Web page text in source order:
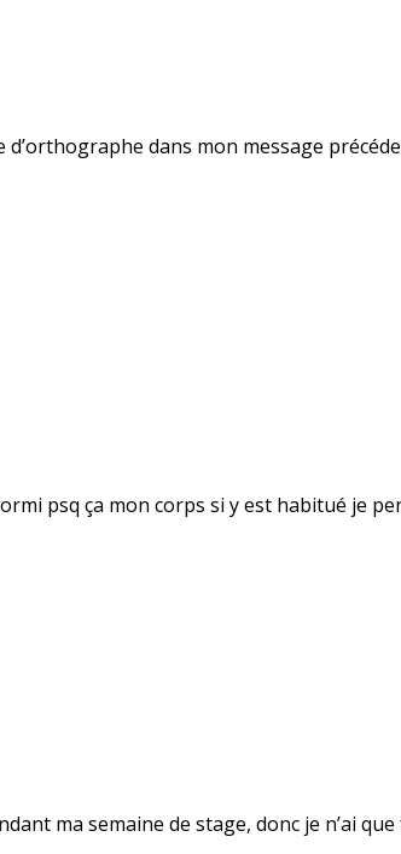
dans mon message
psq ça mon corps si y est habitué je
ma semaine de stage, donc je n’ai